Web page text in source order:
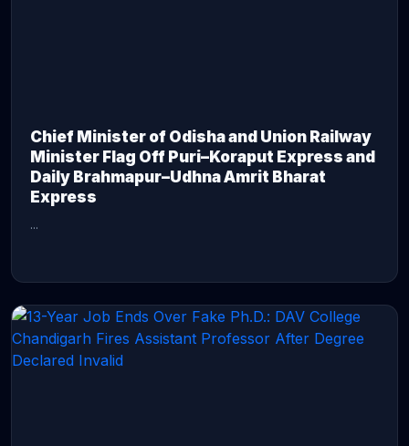
Chief Minister of Odisha and Union Railway
Minister Flag Off Puri–Koraput Express and
Daily Brahmapur–Udhna Amrit Bharat
Express
...